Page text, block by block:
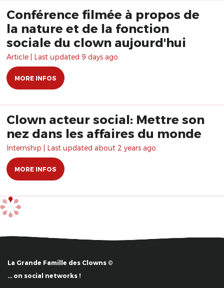
Conférence filmée à propos de
la nature et de la fonction
sociale du clown aujourd'hui
Article | Last updated 9 days ago.
MORE INFOS
Clown acteur social: Mettre son
nez dans les affaires du monde
Internship | Last updated about 2 years ago.
MORE INFOS
La Grande Famille des Clowns ©
… on social networks !